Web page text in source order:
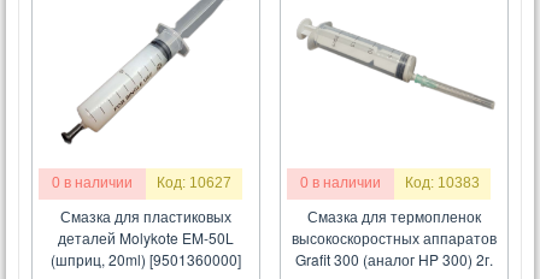
0 в наличии Код: 10627
Смазка для пластиковых
деталей Molykote EM-50L
(шприц, 20ml) [9501360000]
0 в наличии Код: 10383
Смазка для термопленок
высокоскоростных аппаратов
Grafit 300 (аналог HP 300) 2г.